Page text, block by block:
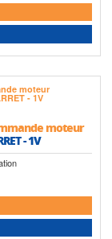
moteur
- 1V